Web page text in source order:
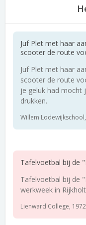
Juf Plet met haar
scooter de route
Juf Plet met haar
scooter de route
je geluk had mocht
drukken.
Willem
Tafelvoetbal bij de
Tafelvoetbal bij de
werkweek in
Lienward College, 1972